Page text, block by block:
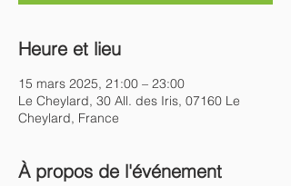
Heure et lieu
15 mars 2025, 21:00 – 23:00
Le Cheylard, 30 All. des Iris, 07160 Le
Cheylard, France
À propos de l'événement